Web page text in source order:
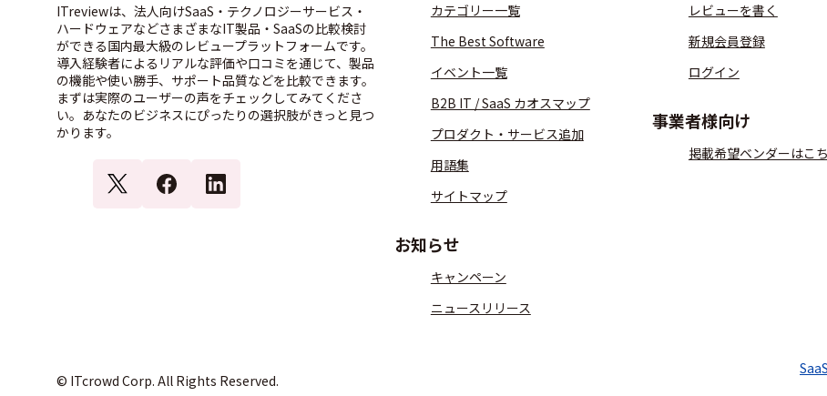
ITreviewは、法人向けSaaS・テクノロジーサービス・
ハードウェアなどさまざまなIT製品・SaaSの比較検討
ができる国内最大級のレビュープラットフォームです。
導入経験者によるリアルな評価や口コミを通じて、製品
の機能や使い勝手、サポート品質などを比較できます。
まずは実際のユーザーの声をチェックしてみてくださ
い。あなたのビジネスにぴったりの選択肢がきっと見つ
かります。
カテゴリー一覧
The Best Software
イベント一覧
B2B IT / SaaS カオスマップ
プロダクト・サービス追加
用語集
サイトマップ
お知らせ
キャンペーン
ニュースリリース
レビューを書く
新規会員登録
ログイン
事業者様向け
掲載希望ベンダーはこ
© ITcrowd Corp. All Rights Reserved.